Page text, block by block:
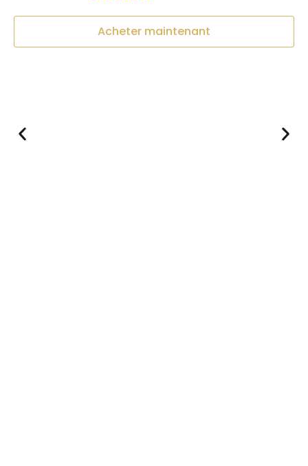
Acheter maintenant